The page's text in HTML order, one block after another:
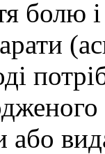
болю
або